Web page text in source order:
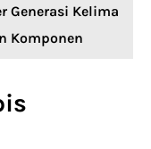
Generasi Kelima
Komponen